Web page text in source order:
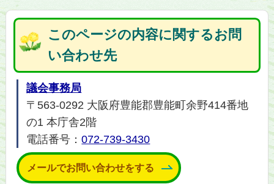
このページの内容に関するお問
い合わせ先
議会事務局
〒563-0292 大阪府豊能郡豊能町余野414番地
の1 本庁舎2階
電話番号：072-739-3430
メールでお問い合わせをする